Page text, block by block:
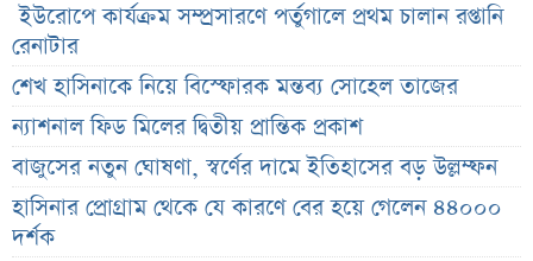
ইউরোপে কার্যক্রম সম্প্রসারণে পর্তুগালে প্রথম চালান রপ্তানি
রেনাটার
শেখ হাসিনাকে নিয়ে বিস্ফোরক মন্তব্য সোহেল তাজের
ন্যাশনাল ফিড মিলের দ্বিতীয় প্রান্তিক প্রকাশ
বাজুসের নতুন ঘোষণা, স্বর্ণের দামে ইতিহাসের বড় উল্লম্ফন
হাসিনার প্রোগ্রাম থেকে যে কারণে বের হয়ে গেলেন ৪৪০০০
দর্শক